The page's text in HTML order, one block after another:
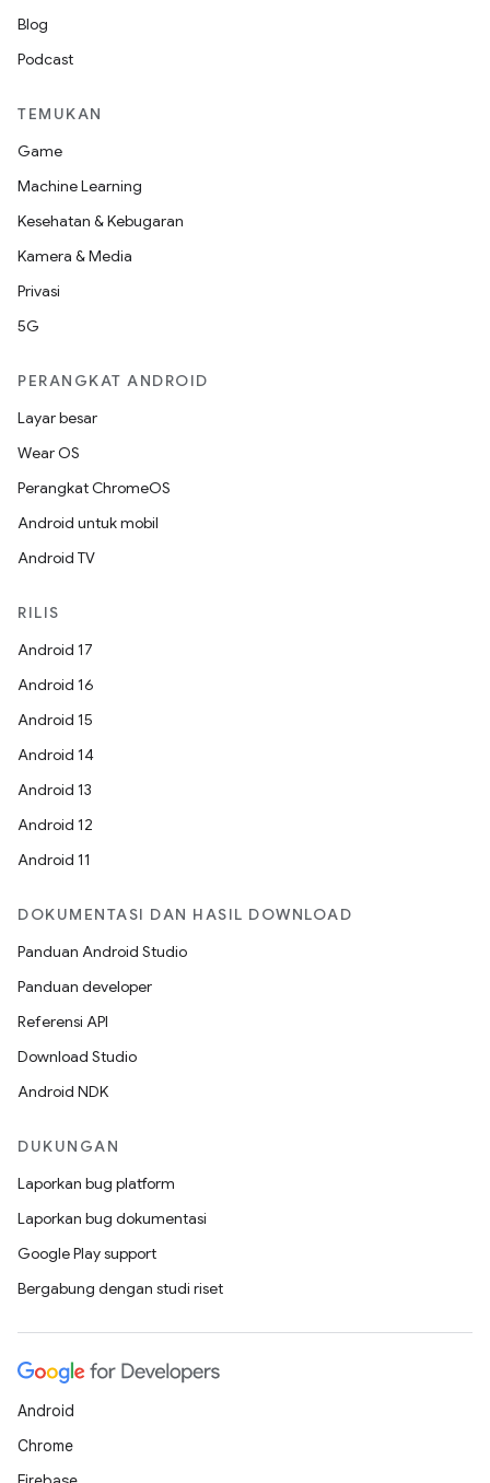
Blog
Podcast
TEMUKAN
Game
Machine Learning
Kesehatan & Kebugaran
Kamera & Media
Privasi
5G
PERANGKAT ANDROID
Layar besar
Wear OS
Perangkat ChromeOS
Android untuk mobil
Android TV
RILIS
Android 17
Android 16
Android 15
Android 14
Android 13
Android 12
Android 11
DOKUMENTASI DAN HASIL DOWNLOAD
Panduan Android Studio
Panduan developer
Referensi API
Download Studio
Android NDK
DUKUNGAN
Laporkan bug platform
Laporkan bug dokumentasi
Google Play support
Bergabung dengan studi riset
Android
Chrome